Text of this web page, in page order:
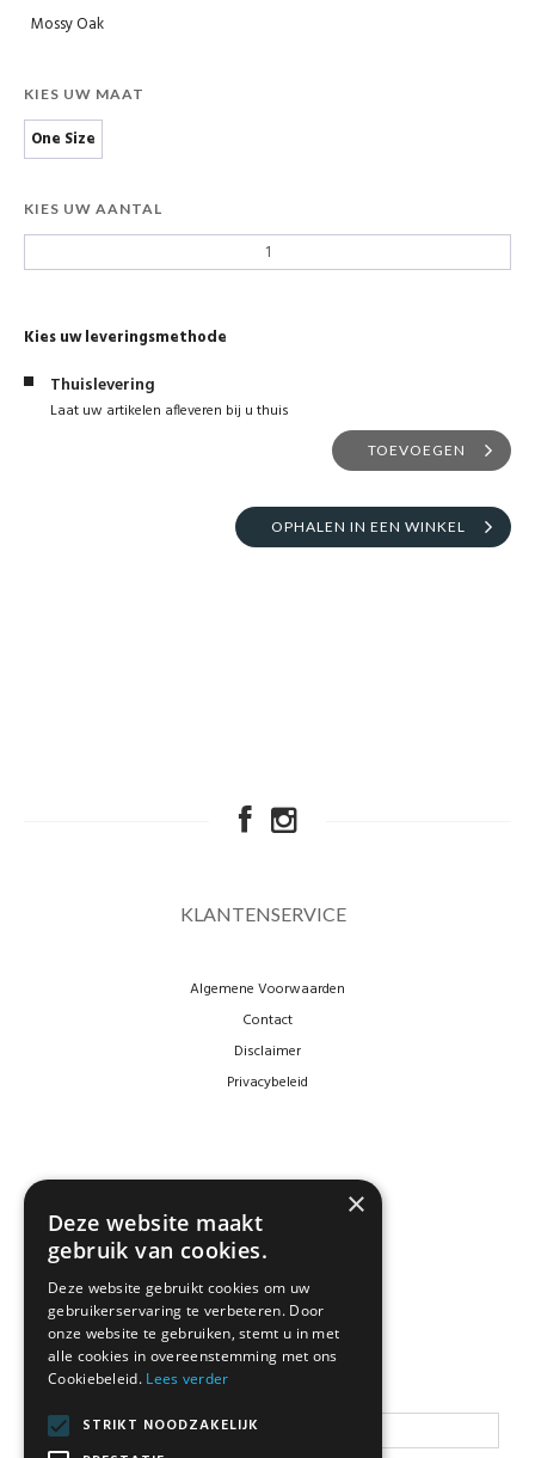
Mossy Oak
KIES UW MAAT
One Size
KIES UW AANTAL
Kies uw leveringsmethode
Thuislevering
Laat uw artikelen afleveren bij u thuis
TOEVOEGEN
OPHALEN IN EEN WINKEL
KLANTENSERVICE
Algemene Voorwaarden
Contact
Disclaimer
Privacybeleid
NEWSLETTER
Blijf op de hoogte
×
Deze website maakt
gebruik van cookies.
Deze website gebruikt cookies om uw
gebruikerservaring te verbeteren. Door
onze website te gebruiken, stemt u in met
alle cookies in overeenstemming met ons
Cookiebeleid. Lees verder
STRIKT NOODZAKELIJK